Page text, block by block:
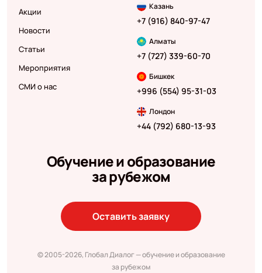
Акции
Новости
Статьи
Мероприятия
СМИ о нас
Казань
+7 (916) 840-97-47
Алматы
+7 (727) 339-60-70
Бишкек
+996 (554) 95-31-03
Лондон
+44 (792) 680-13-93
Обучение и образование
за рубежом
Оставить заявку
© 2005-2026, Глобал Диалог — обучение и образование
за рубежом